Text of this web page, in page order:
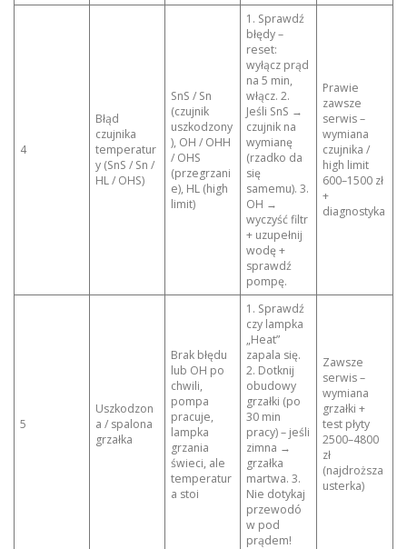
4
Błąd
czujnika
temperatur
y (SnS / Sn /
HL / OHS)
SnS / Sn
(czujnik
uszkodzony
), OH / OHH
/ OHS
(przegrzani
e), HL (high
limit)
1. Sprawdź
błędy –
reset:
wyłącz prąd
na 5 min,
włącz. 2.
Jeśli SnS →
czujnik na
wymianę
(rzadko da
się
samemu). 3.
OH →
wyczyść filtr
+ uzupełnij
wodę +
sprawdź
pompę.
Prawie
zawsze
serwis –
wymiana
czujnika /
high limit
600–1500 zł
+
diagnostyka
5
Uszkodzon
a / spalona
grzałka
Brak błędu
lub OH po
chwili,
pompa
pracuje,
lampka
grzania
świeci, ale
temperatur
a stoi
1. Sprawdź
czy lampka
„Heat”
zapala się.
2. Dotknij
obudowy
grzałki (po
30 min
pracy) – jeśli
zimna →
grzałka
martwa. 3.
Nie dotykaj
przewodó
w pod
prądem!
Zawsze
serwis –
wymiana
grzałki +
test płyty
2500–4800
zł
(najdroższa
usterka)